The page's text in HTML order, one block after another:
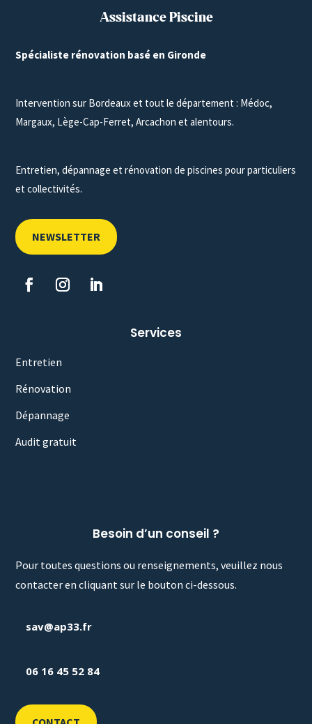
Assistance Piscine
Spécialiste rénovation basé en Gironde
Intervention sur Bordeaux et tout le département : Médoc,
Margaux, Lège-Cap-Ferret, Arcachon et alentours.
Entretien, dépannage et rénovation de piscines pour particuliers
et collectivités.
NEWSLETTER
Services
Entretien
Rénovation
Dépannage
Audit gratuit
Besoin d’un conseil ?
Pour toutes questions ou renseignements, veuillez nous
contacter en cliquant sur le bouton ci-dessous.
sav@ap33.fr
06 16 45 52 84